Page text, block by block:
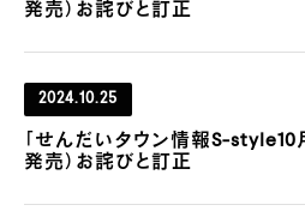
発売）お詫びと訂正
2024.10.25
「せんだいタウン情報S-style10
発売）お詫びと訂正